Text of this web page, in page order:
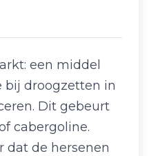
een middel
droogzetten in
Dit gebeurt
cabergoline.
dat de hersenen